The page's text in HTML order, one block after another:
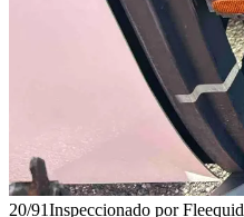
20/91Inspeccionado por Fleequid